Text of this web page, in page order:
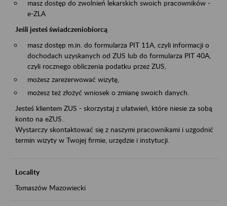
masz dostęp do zwolnień lekarskich swoich pracowników -
e-ZLA
Jeśli jesteś świadczeniobiorcą
masz dostęp m.in. do formularza PIT 11A, czyli informacji o
dochodach uzyskanych od ZUS lub do formularza PIT 40A,
czyli rocznego obliczenia podatku przez ZUS,
możesz zarezerwować wizytę,
możesz też złożyć wniosek o zmianę swoich danych.
Jesteś klientem ZUS - skorzystaj z ułatwień, które niesie za sobą
konto na eZUS.
Wystarczy skontaktować się z naszymi pracownikami i uzgodnić
termin wizyty w Twojej firmie, urzędzie i instytucji.
Locality
Tomaszów Mazowiecki